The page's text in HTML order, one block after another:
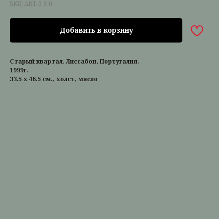
SKU: ART-0-9-0
Добавить в корзину
Старый квартал. Лиссабон, Португалия.
1999г.
33.5 х 46.5 см., холст, масло